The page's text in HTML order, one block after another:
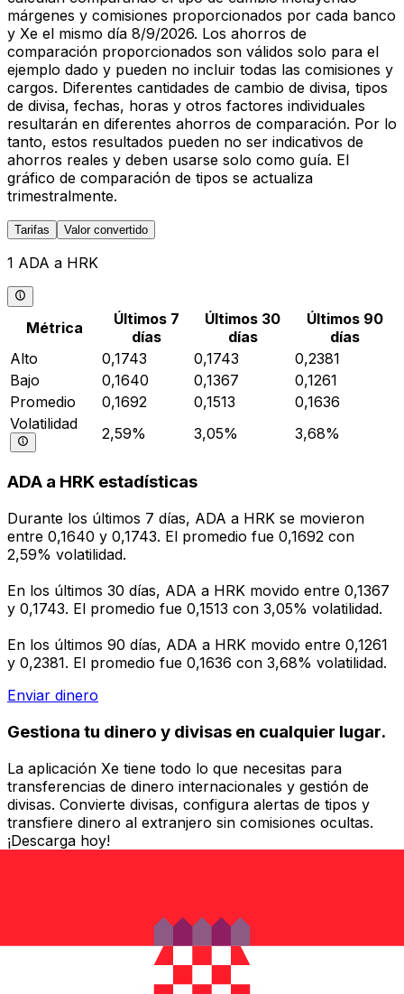
márgenes y comisiones proporcionados por cada banco
y Xe el mismo día 8/9/2026. Los ahorros de
comparación proporcionados son válidos solo para el
ejemplo dado y pueden no incluir todas las comisiones y
cargos. Diferentes cantidades de cambio de divisa, tipos
de divisa, fechas, horas y otros factores individuales
resultarán en diferentes ahorros de comparación. Por lo
tanto, estos resultados pueden no ser indicativos de
ahorros reales y deben usarse solo como guía. El
gráfico de comparación de tipos se actualiza
trimestralmente.
Tarifas Valor convertido
1 ADA a HRK
Métrica
Últimos 7
días
Últimos 30
días
Últimos 90
días
Alto
0,1743 0,1743
0,2381
Bajo
0,1640 0,1367
0,1261
Promedio
0,1692 0,1513
0,1636
Volatilidad
2,59% 3,05% 3,68%
ADA a HRK estadísticas
Durante los últimos 7 días, ADA a HRK se movieron
entre 0,1640 y 0,1743. El promedio fue 0,1692 con
2,59% volatilidad.
En los últimos 30 días, ADA a HRK movido entre 0,1367
y 0,1743. El promedio fue 0,1513 con 3,05% volatilidad.
En los últimos 90 días, ADA a HRK movido entre 0,1261
y 0,2381. El promedio fue 0,1636 con 3,68% volatilidad.
Enviar dinero
Gestiona tu dinero y divisas en cualquier lugar.
La aplicación Xe tiene todo lo que necesitas para
transferencias de dinero internacionales y gestión de
divisas. Convierte divisas, configura alertas de tipos y
transfiere dinero al extranjero sin comisiones ocultas.
¡Descarga hoy!